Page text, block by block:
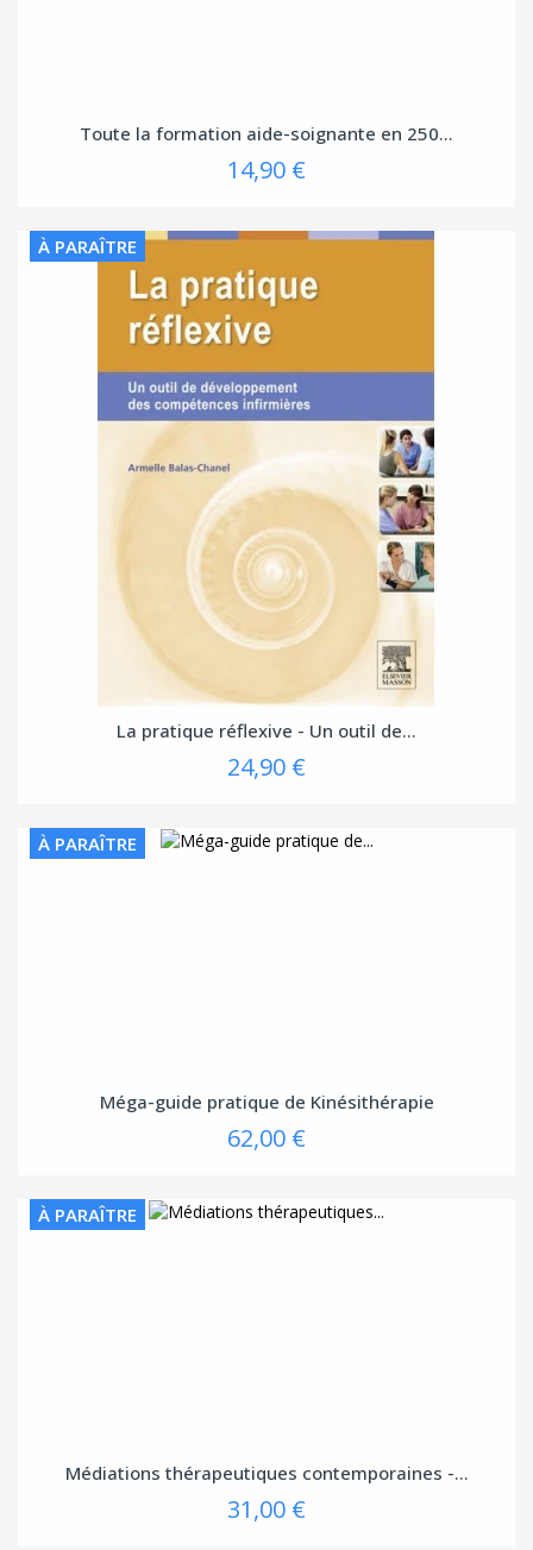
Toute la formation aide-soignante en 250...
14,90 €
À PARAÎTRE
La pratique réflexive - Un outil de...
24,90 €
À PARAÎTRE
Méga-guide pratique de Kinésithérapie
62,00 €
À PARAÎTRE
Médiations thérapeutiques contemporaines -...
31,00 €